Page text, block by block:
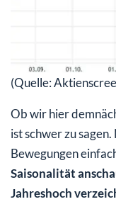
(Quelle:
Ob wir hier
ist schwer zu
Bewegungen
Saisonalität
Jahreshoch